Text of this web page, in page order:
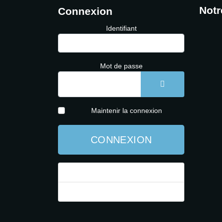
Connexion
Identifiant
Mot de passe
AFFICHER LE
Maintenir la connexion
CONNEXION